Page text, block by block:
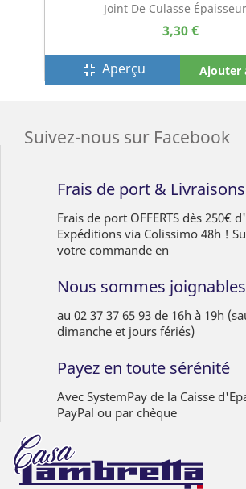
Joint De Culasse
3,30 €
fullscreen_exit Aperçu Ajouter
Suivez-nous sur Facebook
Frais de port & Livraisons
Frais de port OFFERTS dès 250€
Expéditions via Colissimo 48h !
votre commande en
Nous sommes joignables
au 02 37 37 65 93 de 16h à 19h
dimanche et jours fériés)
Payez en toute sérénité
Avec SystemPay de la Caisse
PayPal ou par chèque